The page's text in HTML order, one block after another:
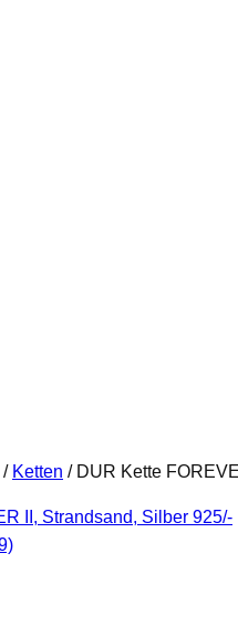
/ Ketten / DUR Kette